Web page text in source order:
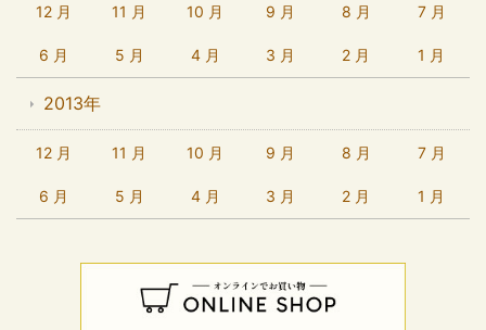
12 月 11 月 10 月 9 月 8 月 7 月
6 月 5 月 4 月 3 月 2 月 1 月
2013年
12 月 11 月 10 月 9 月 8 月 7 月
6 月 5 月 4 月 3 月 2 月 1 月